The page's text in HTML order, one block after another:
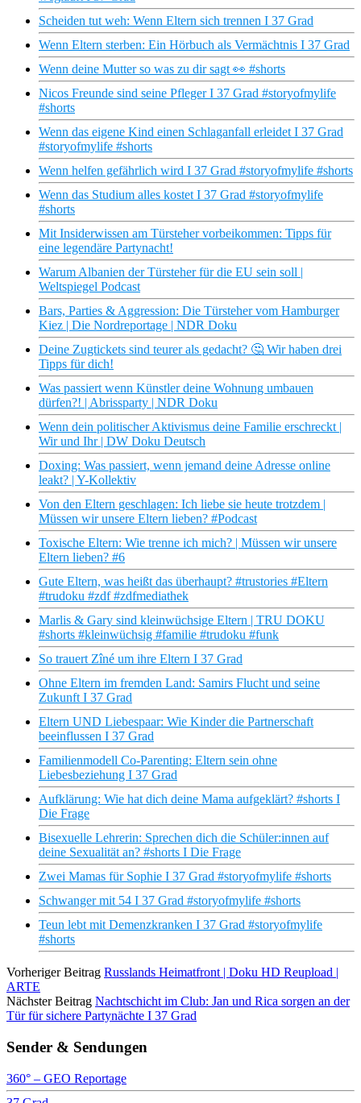
Scheiden tut weh: Wenn Eltern sich trennen I 37 Grad
Wenn Eltern sterben: Ein Hörbuch als Vermächtnis I 37 Grad
Wenn deine Mutter so was zu dir sagt 👀 #shorts
Nicos Freunde sind seine Pfleger I 37 Grad #storyofmylife
#shorts
Wenn das eigene Kind einen Schlaganfall erleidet I 37 Grad
#storyofmylife #shorts
Wenn helfen gefährlich wird I 37 Grad #storyofmylife #shorts
Wenn das Studium alles kostet I 37 Grad #storyofmylife
#shorts
Mit Insiderwissen am Türsteher vorbeikommen: Tipps für
eine legendäre Partynacht!
Warum Albanien der Türsteher für die EU sein soll |
Weltspiegel Podcast
Bars, Parties & Aggression: Die Türsteher vom Hamburger
Kiez | Die Nordreportage | NDR Doku
Deine Zugtickets sind teurer als gedacht? 🤔 Wir haben drei
Tipps für dich!
Was passiert wenn Künstler deine Wohnung umbauen
dürfen?! | Abrissparty | NDR Doku
Wenn dein politischer Aktivismus deine Familie erschreckt |
Wir und Ihr | DW Doku Deutsch
Doxing: Was passiert, wenn jemand deine Adresse online
leakt? | Y-Kollektiv
Von den Eltern geschlagen: Ich liebe sie heute trotzdem |
Müssen wir unsere Eltern lieben? #Podcast
Toxische Eltern: Wie trenne ich mich? | Müssen wir unsere
Eltern lieben? #6
Gute Eltern, was heißt das überhaupt? #trustories #Eltern
#trudoku #zdf #zdfmediathek
Marlis & Gary sind kleinwüchsige Eltern | TRU DOKU
#shorts #kleinwüchsig #familie #trudoku #funk
So trauert Zîné um ihre Eltern I 37 Grad
Ohne Eltern im fremden Land: Samirs Flucht und seine
Zukunft I 37 Grad
Eltern UND Liebespaar: Wie Kinder die Partnerschaft
beeinflussen I 37 Grad
Familienmodell Co-Parenting: Eltern sein ohne
Liebesbeziehung I 37 Grad
Aufklärung: Wie hat dich deine Mama aufgeklärt? #shorts I
Die Frage
Bisexuelle Lehrerin: Sprechen dich die Schüler:innen auf
deine Sexualität an? #shorts I Die Frage
Zwei Mamas für Sophie I 37 Grad #storyofmylife #shorts
Schwanger mit 54 I 37 Grad #storyofmylife #shorts
Teun lebt mit Demenzkranken I 37 Grad #storyofmylife
#shorts
Vorheriger Beitrag Russlands Heimatfront | Doku HD Reupload |
ARTE
Nächster Beitrag Nachtschicht im Club: Jan und Rica sorgen an der
Tür für sichere Partynächte I 37 Grad
Sender & Sendungen
360° – GEO Reportage